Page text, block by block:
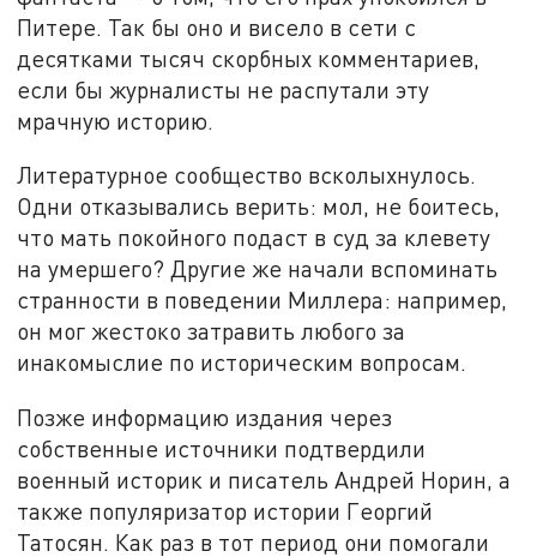
Питере. Так бы оно и висело в сети с
десятками тысяч скорбных комментариев,
если бы журналисты не распутали эту
мрачную историю.
Литературное сообщество всколыхнулось.
Одни отказывались верить: мол, не боитесь,
что мать покойного подаст в суд за клевету
на умершего? Другие же начали вспоминать
странности в поведении Миллера: например,
он мог жестоко затравить любого за
инакомыслие по историческим вопросам.
Позже информацию издания через
собственные источники подтвердили
военный историк и писатель Андрей Норин, а
также популяризатор истории Георгий
Татосян. Как раз в тот период они помогали